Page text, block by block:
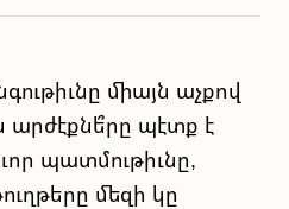
միայն աչքով
պէտք է
պատմութիւնը,
մեզի կը